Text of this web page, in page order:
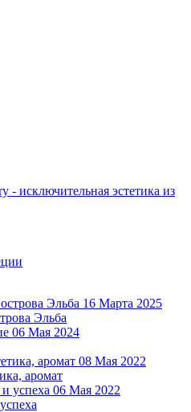
16 Марта 2025
Эльба
06 Мая 2024
08 Мая 2022
аромат
06 Мая 2022